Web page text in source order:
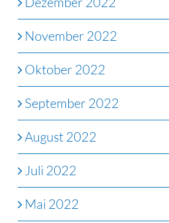
November 2022
Oktober 2022
September 2022
August 2022
Juli 2022
Mai 2022